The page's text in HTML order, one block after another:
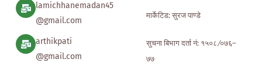
lamichhanemadan45
@gmail.com
arthikpati
@gmail.com
मार्केटिड: सुरज पाण्डे
सुचना बिभाग दर्ता नं: १५०८ ∕०७६–
७७